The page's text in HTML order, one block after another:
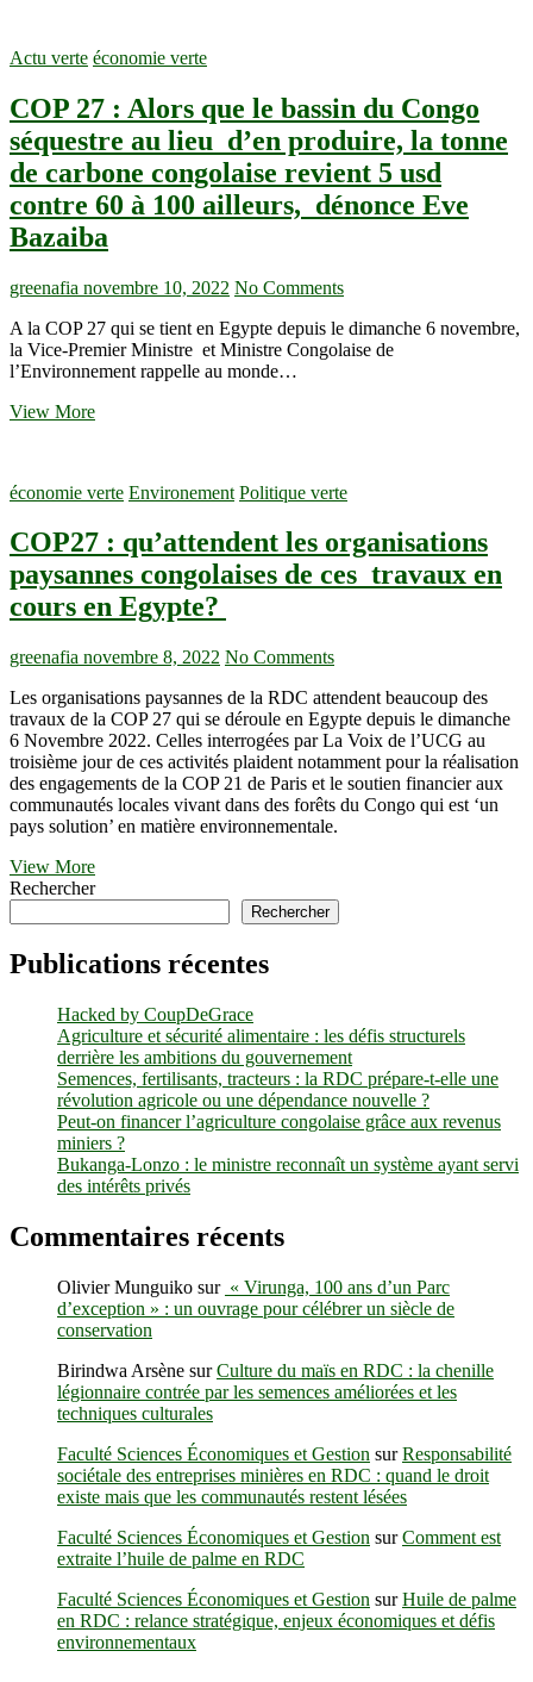
atteint
milliards
d’habitants,
la
RDC
peut-
elle
devenir
la
contre
la
faim
?,
le
PASA
Actu verte économie verte
COP 27 : Alors que le bassin du Congo
séquestre au lieu d’en produire, la tonne
de carbone congolaise revient 5 usd
contre 60 à 100 ailleurs, dénonce Eve
Bazaiba
greenafia novembre 10, 2022 No Comments
A la COP 27 qui se tient en Egypte depuis le dimanche 6 novembre,
la Vice-Premier Ministre et Ministre Congolaise de
l’Environnement rappelle au monde…
View MoreCOP
que
bassin
du
Congo
séquestre
au
d’en
produire,
la
tonne
de
carbone
congolaise
revient
5
usd
contre
60
à
ailleurs,
Eve
Bazaiba
économie verte Environement Politique verte
COP27 : qu’attendent les organisations
paysannes congolaises de ces travaux en
cours en Egypte?
greenafia novembre 8, 2022 No Comments
Les organisations paysannes de la RDC attendent beaucoup des
travaux de la COP 27 qui se déroule en Egypte depuis le dimanche
6 Novembre 2022. Celles interrogées par La Voix de l’UCG au
troisième jour de ces activités plaident notamment pour la réalisation
des engagements de la COP 21 de Paris et le soutien financier aux
communautés locales vivant dans des forêts du Congo qui est ‘un
pays solution’ en matière environnementale.
View MoreCOP27
:
les
organisations
paysannes
de
ces
travaux
en
cours
en
Egypte?
Rechercher
Rechercher
Publications récentes
Hacked by CoupDeGrace
Agriculture et sécurité alimentaire : les défis structurels
derrière les ambitions du gouvernement
Semences, fertilisants, tracteurs : la RDC prépare-t-elle une
révolution agricole ou une dépendance nouvelle ?
Peut-on financer l’agriculture congolaise grâce aux revenus
miniers ?
Bukanga-Lonzo : le ministre reconnaît un système ayant servi
des intérêts privés
Commentaires récents
Olivier Munguiko sur « Virunga, 100 ans d’un Parc
d’exception » : un ouvrage pour célébrer un siècle de
conservation
Birindwa Arsène surCulture du maïs en RDC : la chenille
légionnaire contrée par les semences améliorées et les
techniques culturales
Faculté Sciences Économiques et Gestion surResponsabilité
sociétale des entreprises minières en RDC : quand le droit
existe mais que les communautés restent lésées
Faculté Sciences Économiques et Gestion surComment est
extraite l’huile de palme en RDC
Faculté Sciences Économiques et Gestion surHuile de palme
en RDC : relance stratégique, enjeux économiques et défis
environnementaux